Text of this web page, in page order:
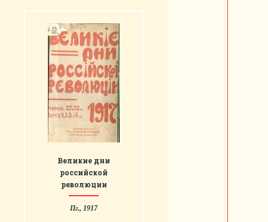
Великие дни
российской
революции
Пг., 1917